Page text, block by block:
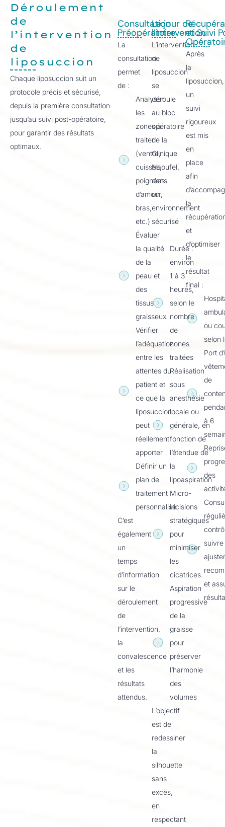
Déroulement
de
l’intervention
de
liposuccion
Chaque liposuccion suit un
protocole précis et sécurisé,
depuis la première consultation
jusqu’au suivi post-opératoire,
pour garantir des résultats
optimaux.
Consultation
Préopératoire
La
consultation
permet
de :
Analyser
les
zones à
traiter
(ventre,
cuisses,
poignées
d’amour,
bras,
etc.)
Évaluer
la qualité
de la
peau et
des
tissus
graisseux
Vérifier
l’adéquation
entre les
attentes du
patient et
ce que la
liposuccion
peut
réellement
apporter
Définir un
plan de
traitement
personnalisé
C’est
également
un
temps
d’information
sur le
déroulement
de
l’intervention,
la
convalescence
et les
résultats
attendus.
Le jour de
l’intervention
L’intervention
de
liposuccion
se
déroule
au bloc
opératoire
de la
Clinique
Naoufel,
dans
un
environnement
sécurisé
:
Durée :
environ
1 à 3
heures,
selon le
nombre
de
zones
traitées
Réalisation
sous
anesthésie
locale ou
générale, en
fonction de
l’étendue de
la
lipoaspiration
Micro-
incisions
stratégiques
pour
minimiser
les
cicatrices.
Aspiration
progressive
de la
graisse
pour
préserver
l’harmonie
des
volumes
L’objectif
est de
redessiner
la
silhouette
sans
excès,
en
respectant
et Suivi
Après
la
liposuccion,
un
suivi
rigoureux
est mis
en
place
afin
la
et
d’optimiser
le
résultat
final :
ou
selon
Port
de
à 6
des
suivre
et